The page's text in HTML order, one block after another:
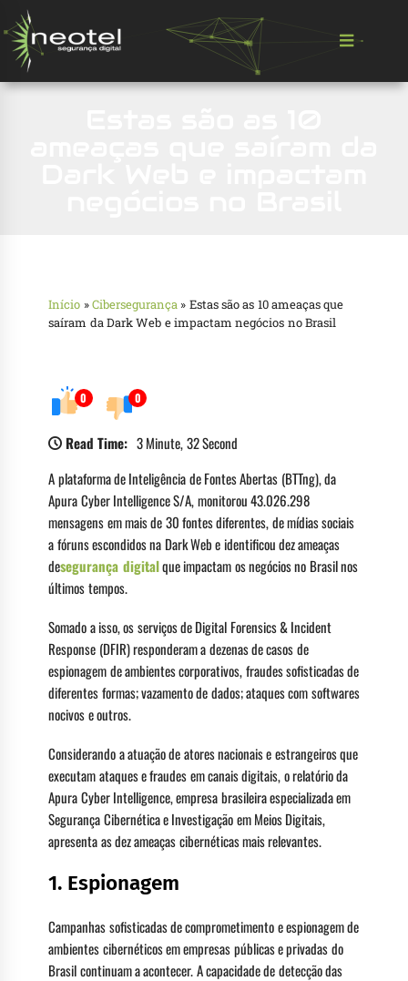
Início »Cibersegurança » Estas são as 10 ameaças que
saíram da Dark Web e impactam negócios no Brasil
0 0
Read Time: 3 Minute, 32 Second
A plataforma de Inteligência de Fontes Abertas (BTTng), da
Apura Cyber Intelligence S/A, monitorou 43.026.298
mensagens em mais de 30 fontes diferentes, de mídias sociais
a fóruns escondidos na Dark Web e identificou dez ameaças
desegurança digitalque impactam os negócios no Brasil nos
últimos tempos.
Somado a isso, os serviços de Digital Forensics & Incident
Response (DFIR) responderam a dezenas de casos de
espionagem de ambientes corporativos, fraudes sofisticadas de
diferentes formas; vazamento de dados; ataques com softwares
nocivos e outros.
Considerando a atuação de atores nacionais e estrangeiros que
executam ataques e fraudes em canais digitais, o relatório da
Apura Cyber Intelligence, empresa brasileira especializada em
Segurança Cibernética e Investigação em Meios Digitais,
apresenta as dez ameaças cibernéticas mais relevantes.
1. Espionagem
Campanhas sofisticadas de comprometimento e espionagem de
ambientes cibernéticos em empresas públicas e privadas do
Brasil continuam a acontecer. A capacidade de detecção das